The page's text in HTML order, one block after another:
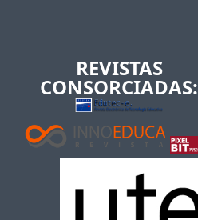
REVISTAS
CONSORCIADAS: